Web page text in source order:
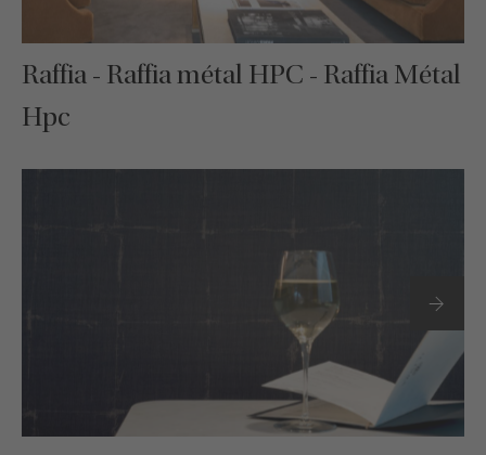
Raffia - Raffia métal HPC - Raffia Métal
Hpc